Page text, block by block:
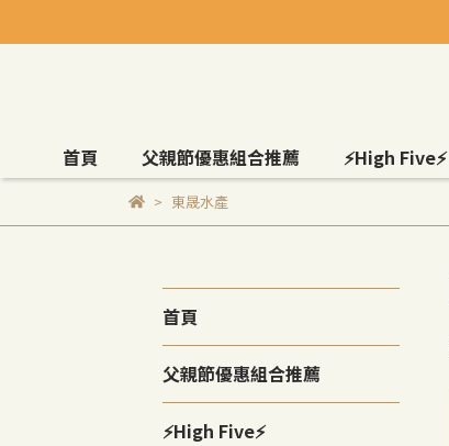
首頁 父親節優惠組合推薦 ⚡High Five⚡
東晟水產
首頁
父親節優惠組合推薦
⚡High Five⚡